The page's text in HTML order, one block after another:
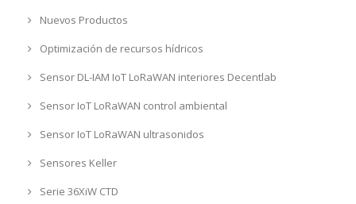
Nuevos Productos
Optimización de recursos hídricos
Sensor DL-IAM IoT LoRaWAN interiores Decentlab
Sensor IoT LoRaWAN control ambiental
Sensor IoT LoRaWAN ultrasonidos
Sensores Keller
Serie 36XiW CTD